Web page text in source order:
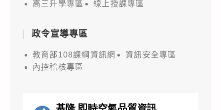
高三升學專區 線上授課專區
政令宣導專區
教育部108課綱資訊網
資訊安全專區
內控稽核專區